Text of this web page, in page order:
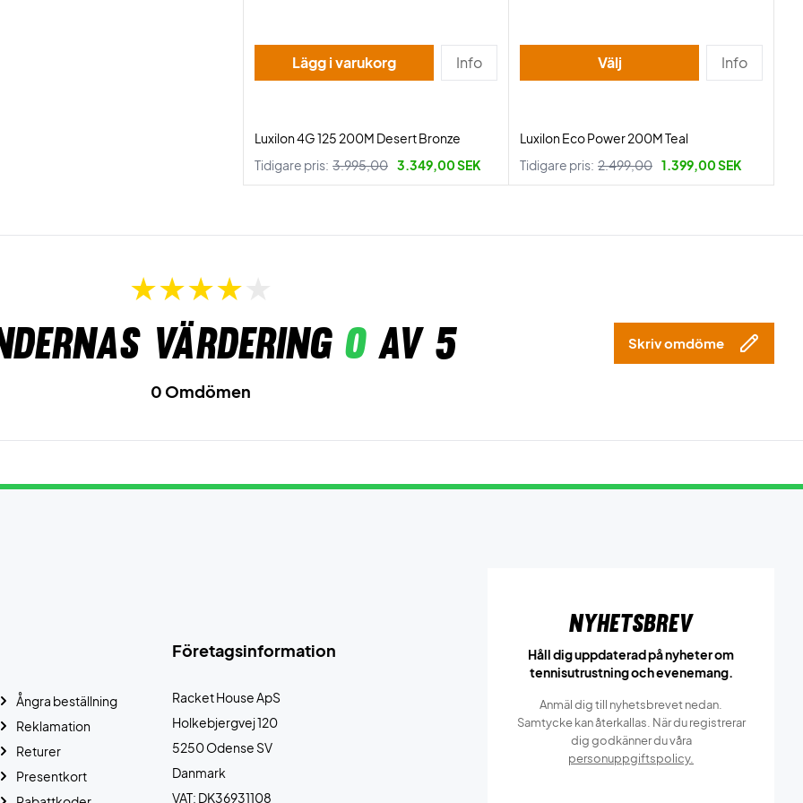
Lägg i varukorg Info
Luxilon 4G 125 200M Desert Bronze
Tidigare pris: 3.995,00 3.349,00 SEK
Välj Info
Luxilon Eco Power 200M Teal
Tidigare pris: 2.499,00 1.399,00 SEK
värdering 0av 5 Skriv omdöme
0 Omdömen
Företagsinformation
Racket House ApS
Holkebjergvej 120
5250 Odense SV
Danmark
VAT: DK36931108
Ångra beställning
Reklamation
Returer
Presentkort
Nyhetsbrev
Håll dig uppdaterad på nyheter om
tennisutrustning och evenemang.
Anmäl dig till nyhetsbrevet nedan.
Samtycke kan återkallas. När du registrerar
dig godkänner du våra
personuppgiftspolicy.